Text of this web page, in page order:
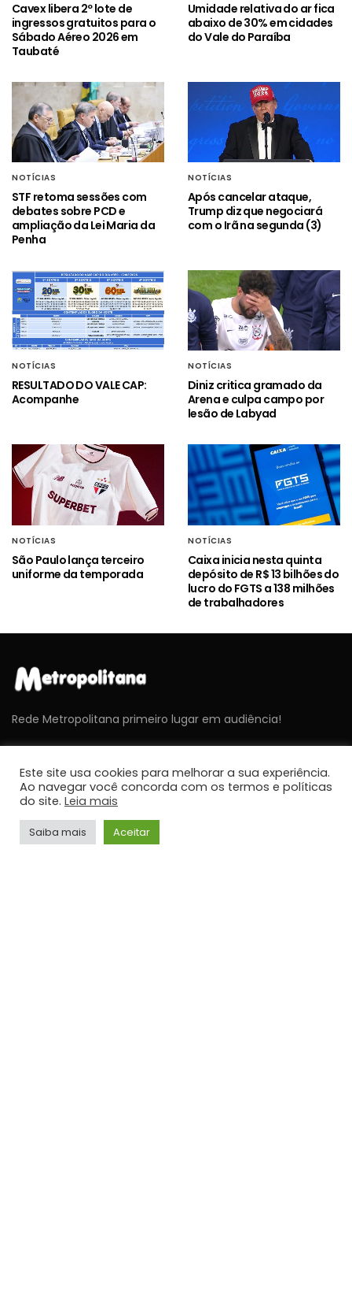
Cavex libera 2º lote de
ingressos gratuitos para o
Sábado Aéreo 2026 em
Taubaté
Umidade relativa do ar fica
abaixo de 30% em cidades
do Vale do Paraíba
NOTÍCIAS
STF retoma sessões com
debates sobre PCD e
ampliação da Lei Maria da
Penha
NOTÍCIAS
Após cancelar ataque,
Trump diz que negociará
com o Irã na segunda (3)
NOTÍCIAS
RESULTADO DO VALE CAP:
Acompanhe
NOTÍCIAS
Diniz critica gramado da
Arena e culpa campo por
lesão de Labyad
NOTÍCIAS
São Paulo lança terceiro
uniforme da temporada
NOTÍCIAS
Caixa inicia nesta quinta
depósito de R$ 13 bilhões do
lucro do FGTS a 138 milhões
de trabalhadores
Rede Metropolitana primeiro lugar em audiência!
ÚLTIMAS NOTÍCIAS
Cavex libera 2º lote de ingressos gratuitos para o
Sábado Aéreo 2026 em Taubaté
Este site usa cookies para melhorar a sua experiência.
Ao navegar você concorda com os termos e políticas
do site. Leia mais
Saiba mais Aceitar